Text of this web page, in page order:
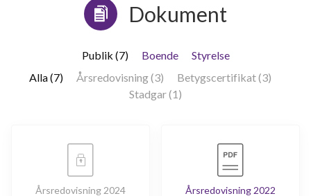
Dokument
Publik (7) Boende
Styrelse
Alla (7)
Årsredovisning (3)
Betygscertifikat (3)
Stadgar (1)
Årsredovisning 2024 Årsredovisning 2022